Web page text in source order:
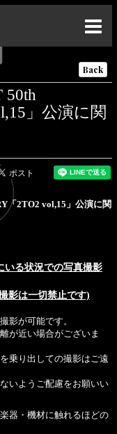
Back
50th
」公演に関
「2TO2 vol,15」公演に関
いる状況での写真撮影
影は一切禁止です)
影が可能です。
が近い場合がございま
乗り出しての撮影はご遠
いようご配慮をお願いい
器・機材に触れるほどの